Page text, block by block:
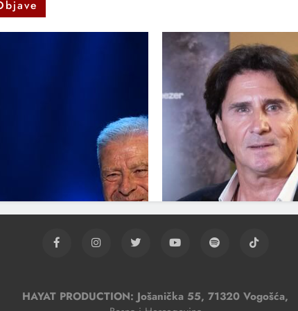
HAYAT PRODUCTION: Jošanička 55, 71320 Vogošća,